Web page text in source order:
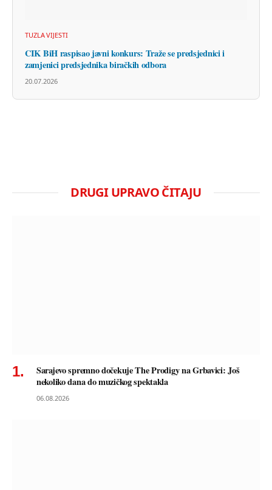
TUZLA VIJESTI
CIK BiH raspisao javni konkurs: Traže se predsjednici i
zamjenici predsjednika biračkih odbora
20.07.2026
DRUGI UPRAVO ČITAJU
Sarajevo spremno dočekuje The Prodigy na Grbavici: Još
nekoliko dana do muzičkog spektakla
06.08.2026